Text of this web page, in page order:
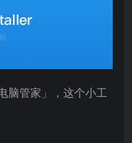
脑管家」，这个小工